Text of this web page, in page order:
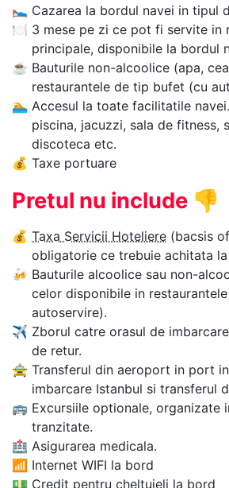
🛌 Cazarea la bordul navei in tipul
🍽 3 mese pe zi ce pot fi servite in
principale, disponibile la bordul
☕ Bauturile non-alcoolice (apa,
restaurantele de tip bufet (cu
🏊‍ Accesul la toate facilitatile
piscina, jacuzzi, sala de fitness,
discoteca etc.
💰 Taxe portuare
Pretul nu include 👎
💰 Taxa Servicii Hoteliere (bacsis
obligatorie ce trebuie achitata
🍻 Bauturile alcoolice sau non-
celor disponibile in
autoservire).
✈ Zborul catre orasul de
de retur.
🚖 Transferul din aeroport in port
imbarcare Istanbul si transferul
🚌 Excursiile optionale, organizate
tranzitate.
🏥 Asigurarea medicala.
📶 Internet WIFI la bord
💵 Credit pentru cheltuieli la bord